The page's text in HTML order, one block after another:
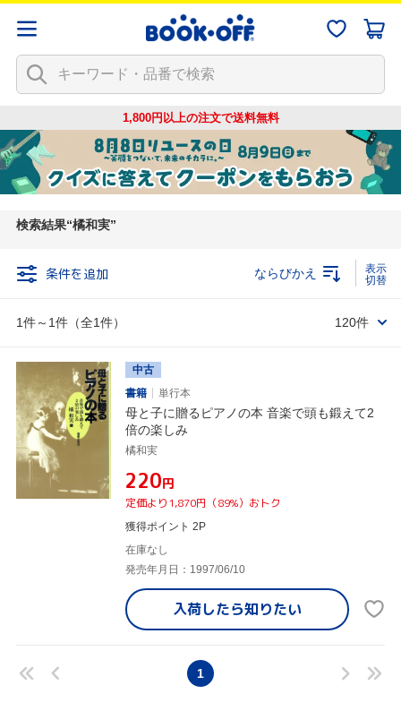
1,800円以上の注文で送料無料
検索結果 橘和実
条件を追加
1件～1件（全1件）
ならびかえ
120件
中古
書籍
単行本
母と子に贈るピアノの本 音楽で頭も鍛えて2
倍の楽しみ
橘和実
¥220円
定価より1,870円（89%）おトク
獲得ポイント 2P
在庫なし
発売年月日：1997/06/10
入荷したら知りたい
1